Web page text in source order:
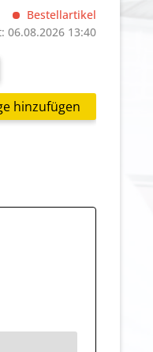
Bestellartikel
13:40
hinzufügen